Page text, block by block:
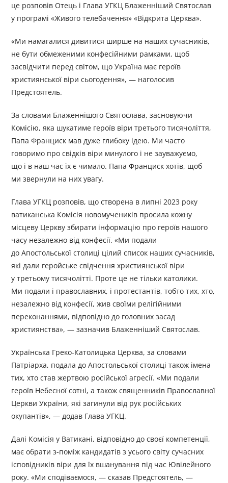
це розповів Отець і Глава УГКЦ Блаженніший Святослав
у програмі «Живого телебачення» «Відкрита Церква».
«Ми намагалися дивитися ширше на наших сучасників,
не бути обмеженими конфесійними рамками, щоб
засвідчити перед світом, що Україна має героїв
християнської віри сьогодення», — наголосив
Предстоятель.
За словами Блаженнішого Святослава, засновуючи
Комісію, яка шукатиме героїв віри третього тисячоліття,
Папа Франциск мав дуже глибоку ідею. Ми часто
говоримо про свідків віри минулого і не зауважуємо,
що і в наш час їх є чимало. Папа Франциск хотів, щоб
ми звернули на них увагу.
Глава УГКЦ розповів, що створена в липні 2023 року
ватиканська Комісія новомучеників просила кожну
місцеву Церкву збирати інформацію про героїв нашого
часу незалежно від конфесії. «Ми подали
до Апостольської столиці цілий список наших сучасників,
які дали геройське свідчення християнської віри
у третьому тисячолітті. Проте це не тільки католики.
Ми подали і православних, і протестантів, тобто тих, хто,
незалежно від конфесії, жив своїми релігійними
переконаннями, відповідно до головних засад
християнства», — зазначив Блаженніший Святослав.
Українська Греко-Католицька Церква, за словами
Патріарха, подала до Апостольської столиці також імена
тих, хто став жертвою російської агресії. «Ми подали
героїв Небесної сотні, а також священників Православної
Церкви України, які загинули від рук російських
окупантів», — додав Глава УГКЦ.
Далі Комісія у Ватикані, відповідно до своєї компетенції,
має обрати з-поміж кандидатів з усього світу сучасних
ісповідників віри для їх вшанування під час Ювілейного
року. «Ми сподіваємося, — сказав Предстоятель, —